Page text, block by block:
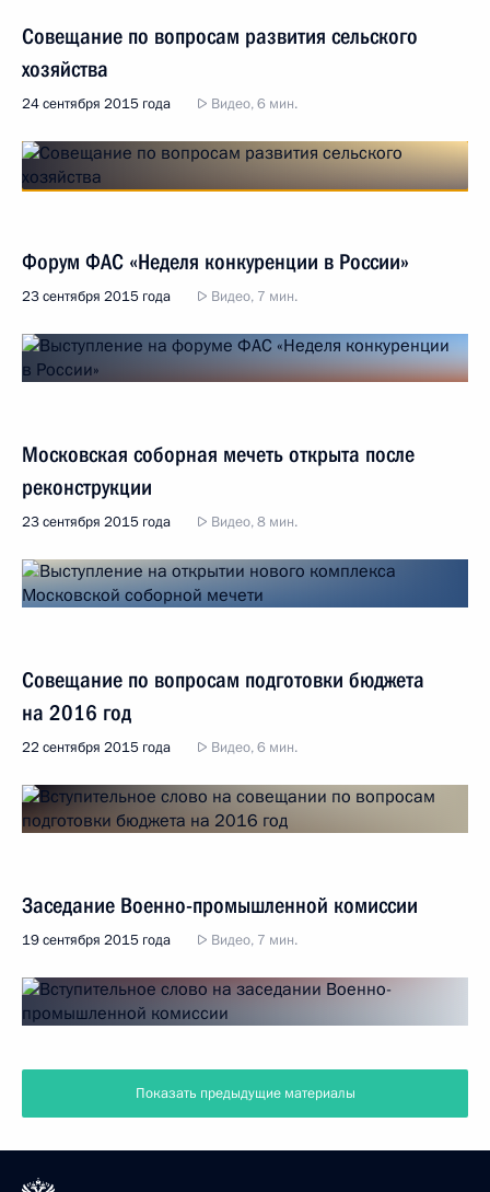
Совещание по вопросам развития сельского
хозяйства
24 сентября 2015 года Видео, 6 мин.
Форум ФАС «Неделя конкуренции в России»
23 сентября 2015 года Видео, 7 мин.
Московская соборная мечеть открыта после
реконструкции
23 сентября 2015 года Видео, 8 мин.
Совещание по вопросам подготовки бюджета
на 2016 год
22 сентября 2015 года Видео, 6 мин.
Заседание Военно-промышленной комиссии
19 сентября 2015 года Видео, 7 мин.
Показать предыдущие материалы